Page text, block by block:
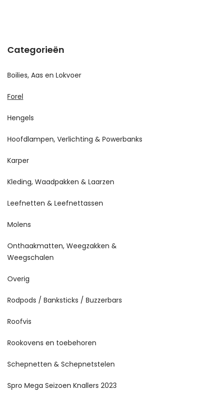
Categorieën
Boilies, Aas en Lokvoer
Forel
Hengels
Hoofdlampen, Verlichting & Powerbanks
Karper
Kleding, Waadpakken & Laarzen
Leefnetten & Leefnettassen
Molens
Onthaakmatten, Weegzakken &
Weegschalen
Overig
Rodpods / Banksticks / Buzzerbars
Roofvis
Rookovens en toebehoren
Schepnetten & Schepnetstelen
Spro Mega Seizoen Knallers 2023